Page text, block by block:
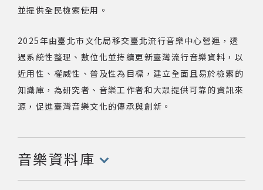
並提供全民檢索使用。
2025年由臺北市文化局移交臺北流行音樂中心營運，透
過系統性整理、數位化並持續更新臺灣流行音樂資料，以
近用性、權威性、普及性為目標，建立全面且易於檢索的
知識庫，為研究者、音樂工作者和大眾提供可靠的資訊來
源，促進臺灣音樂文化的傳承與創新。
音樂資料庫
(點擊開啟/收合以下內容)
音樂獎項
組織協會
曲目統計表
著作權及免責聲明